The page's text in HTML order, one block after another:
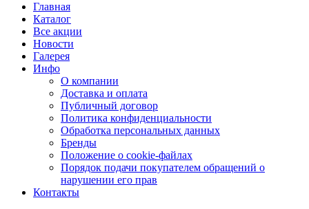
Главная
Каталог
Все акции
Новости
Галерея
Инфо
О компании
Доставка и оплата
Публичный договор
Политика конфиденциальности
Обработка персональных данных
Бренды
Положение о cookie-файлах
Порядок подачи покупателем обращений о
нарушении его прав
Контакты